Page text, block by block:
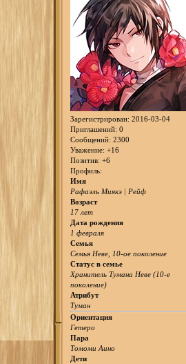
Зарегистрирован: 2016-03-04
Приглашений: 0
Сообщений: 2300
Уважение: +16
Позитив: +6
Профиль:
Имя
Рафаэль Миякэ | Рейф
Возраст
17 лет
Дата рождения
1 февраля
Семья
Семья Неве, 10-ое поколение
Статус в семье
Хранитель Тумана Неве (10-е
поколение)
Атрибут
Туман
Ориентация
Гетеро
Пара
Томоми Аино
Дети